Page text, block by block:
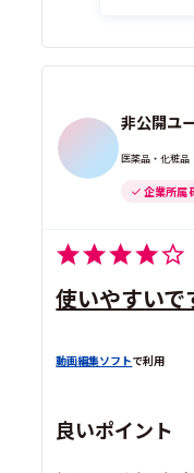
非公開ユ
医薬品・化粧品
企業所属
使いやすいで
動画編集ソフトで利用
良いポイント